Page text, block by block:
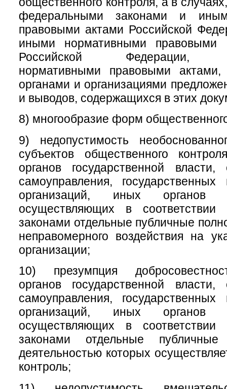
федеральными законами и
правовыми актами Российской
иными нормативными правовыми
Российской Федерации,
нормативными правовыми
органами и организациями
и выводов, содержащихся в этих
8) многообразие форм
9) недопустимость
субъектов общественного
органов государственной власти,
самоуправления,
организаций, иных органов
осуществляющих в
законами отдельные публичные
неправомерного воздействия на
организации;
10) презумпция
органов государственной власти,
самоуправления,
организаций, иных органов
осуществляющих в
законами отдельные
деятельностью которых
контроль;